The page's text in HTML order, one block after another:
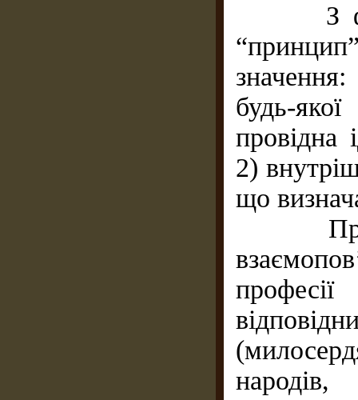
З
будь-
провідна
2)
що